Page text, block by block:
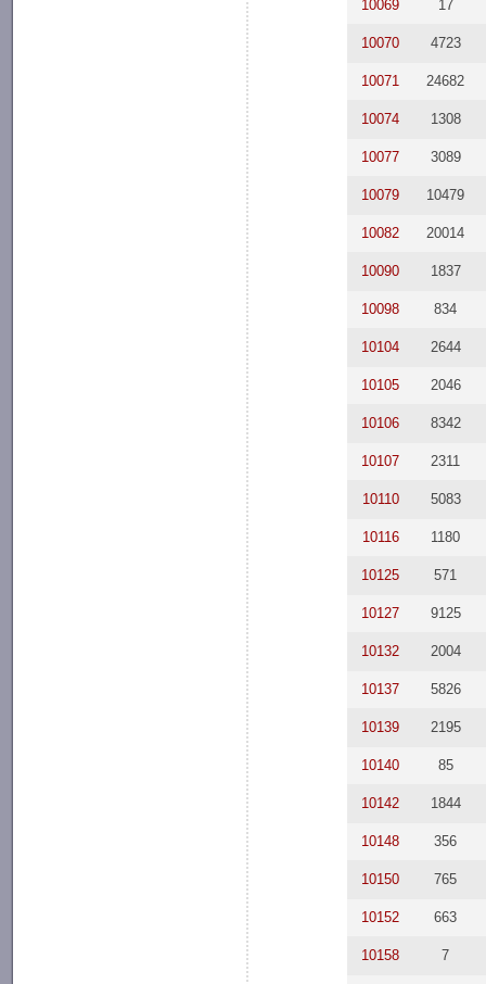
10069 17
10070 4723
10071 24682
10074 1308
10077 3089
10079 10479
10082 20014
10090 1837
10098 834
10104 2644
10105 2046
10106 8342
10107 2311
10110 5083
10116 1180
10125 571
10127 9125
10132 2004
10137 5826
10139 2195
10140 85
10142 1844
10148 356
10150 765
10152 663
10158 7